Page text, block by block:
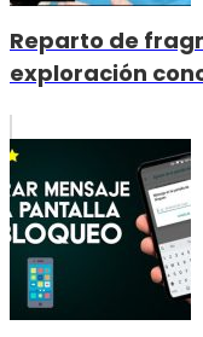
Reparto de
exploración